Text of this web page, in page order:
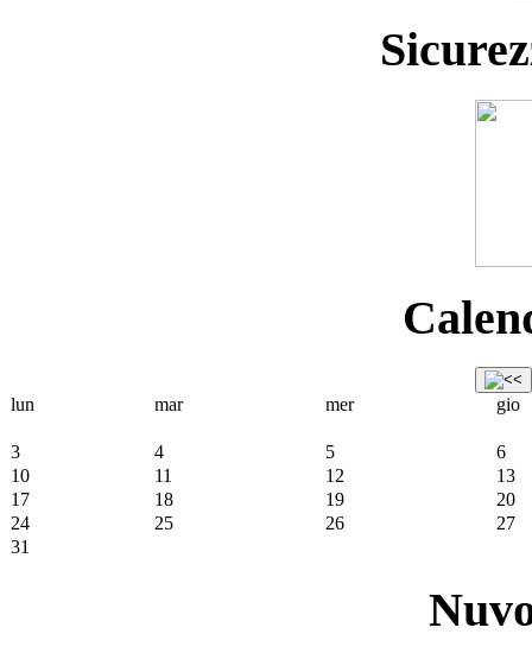
lun
mar mer gio
3 4 5
6
10
11 12
13
17
18 19
20
24
25 26
27
31